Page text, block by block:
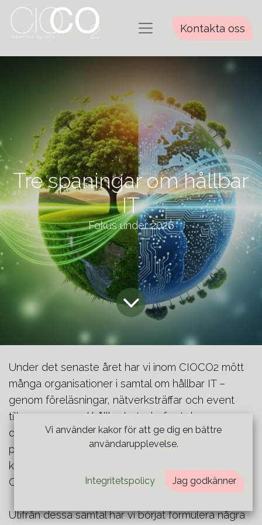
Kontakta oss
Tre spaningar om hållbar
IT
Fokus under 2026
Under det senaste året har vi inom CIOCO2 mött
många organisationer i samtal om hållbar IT –
genom föreläsningar, nätverksträffar och event
tillsammans med hållbarhetschefer. I dessa
dialoger återkommer ofta samma frågor: hur
påverkar digitaliseringen organisationers
klimatpåverkan? Hur förändras hållbarhetsrollen?
Och hur bör organisationer navigera framåt?
Utifrån dessa samtal har vi börjat formulera några
Vi använder kakor för att ge dig en bättre
användarupplevelse.
Integritetspolicy Jag godkänner